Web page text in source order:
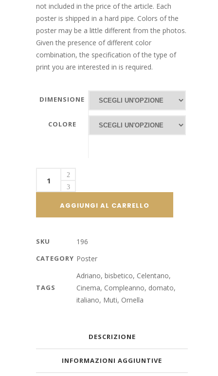
not included in the price of the article. Each
poster is shipped in a hard pipe. Colors of the
poster may be a little different from the photos.
Given the presence of different color
combination, the specification of the type of
print you are interested in is required.
DIMENSIONE
COLORE
Celentano
truffe
di
AGGIUNGI AL CARRELLO
SKU 196
CATEGORY Poster
TAGS
Adriano, bisbetico, Celentano,
Cinema, Compleanno, domato,
italiano, Muti, Ornella
DESCRIZIONE
INFORMAZIONI AGGIUNTIVE